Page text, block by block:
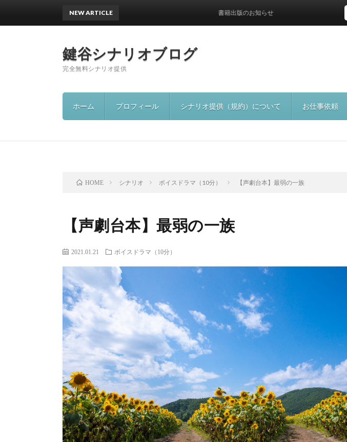
鍵谷シナリオブログ
完全無料シナリオ提供
ホーム プロフィール シナリオ提供（規約）について お仕事依頼
NEW ARTICLE 書籍出版のお知らせ
HOME シナリオ ボイスドラマ（10分） 【声劇台本】最弱の一族
【声劇台本】最弱の一族
2021.01.21 ボイスドラマ（10分）